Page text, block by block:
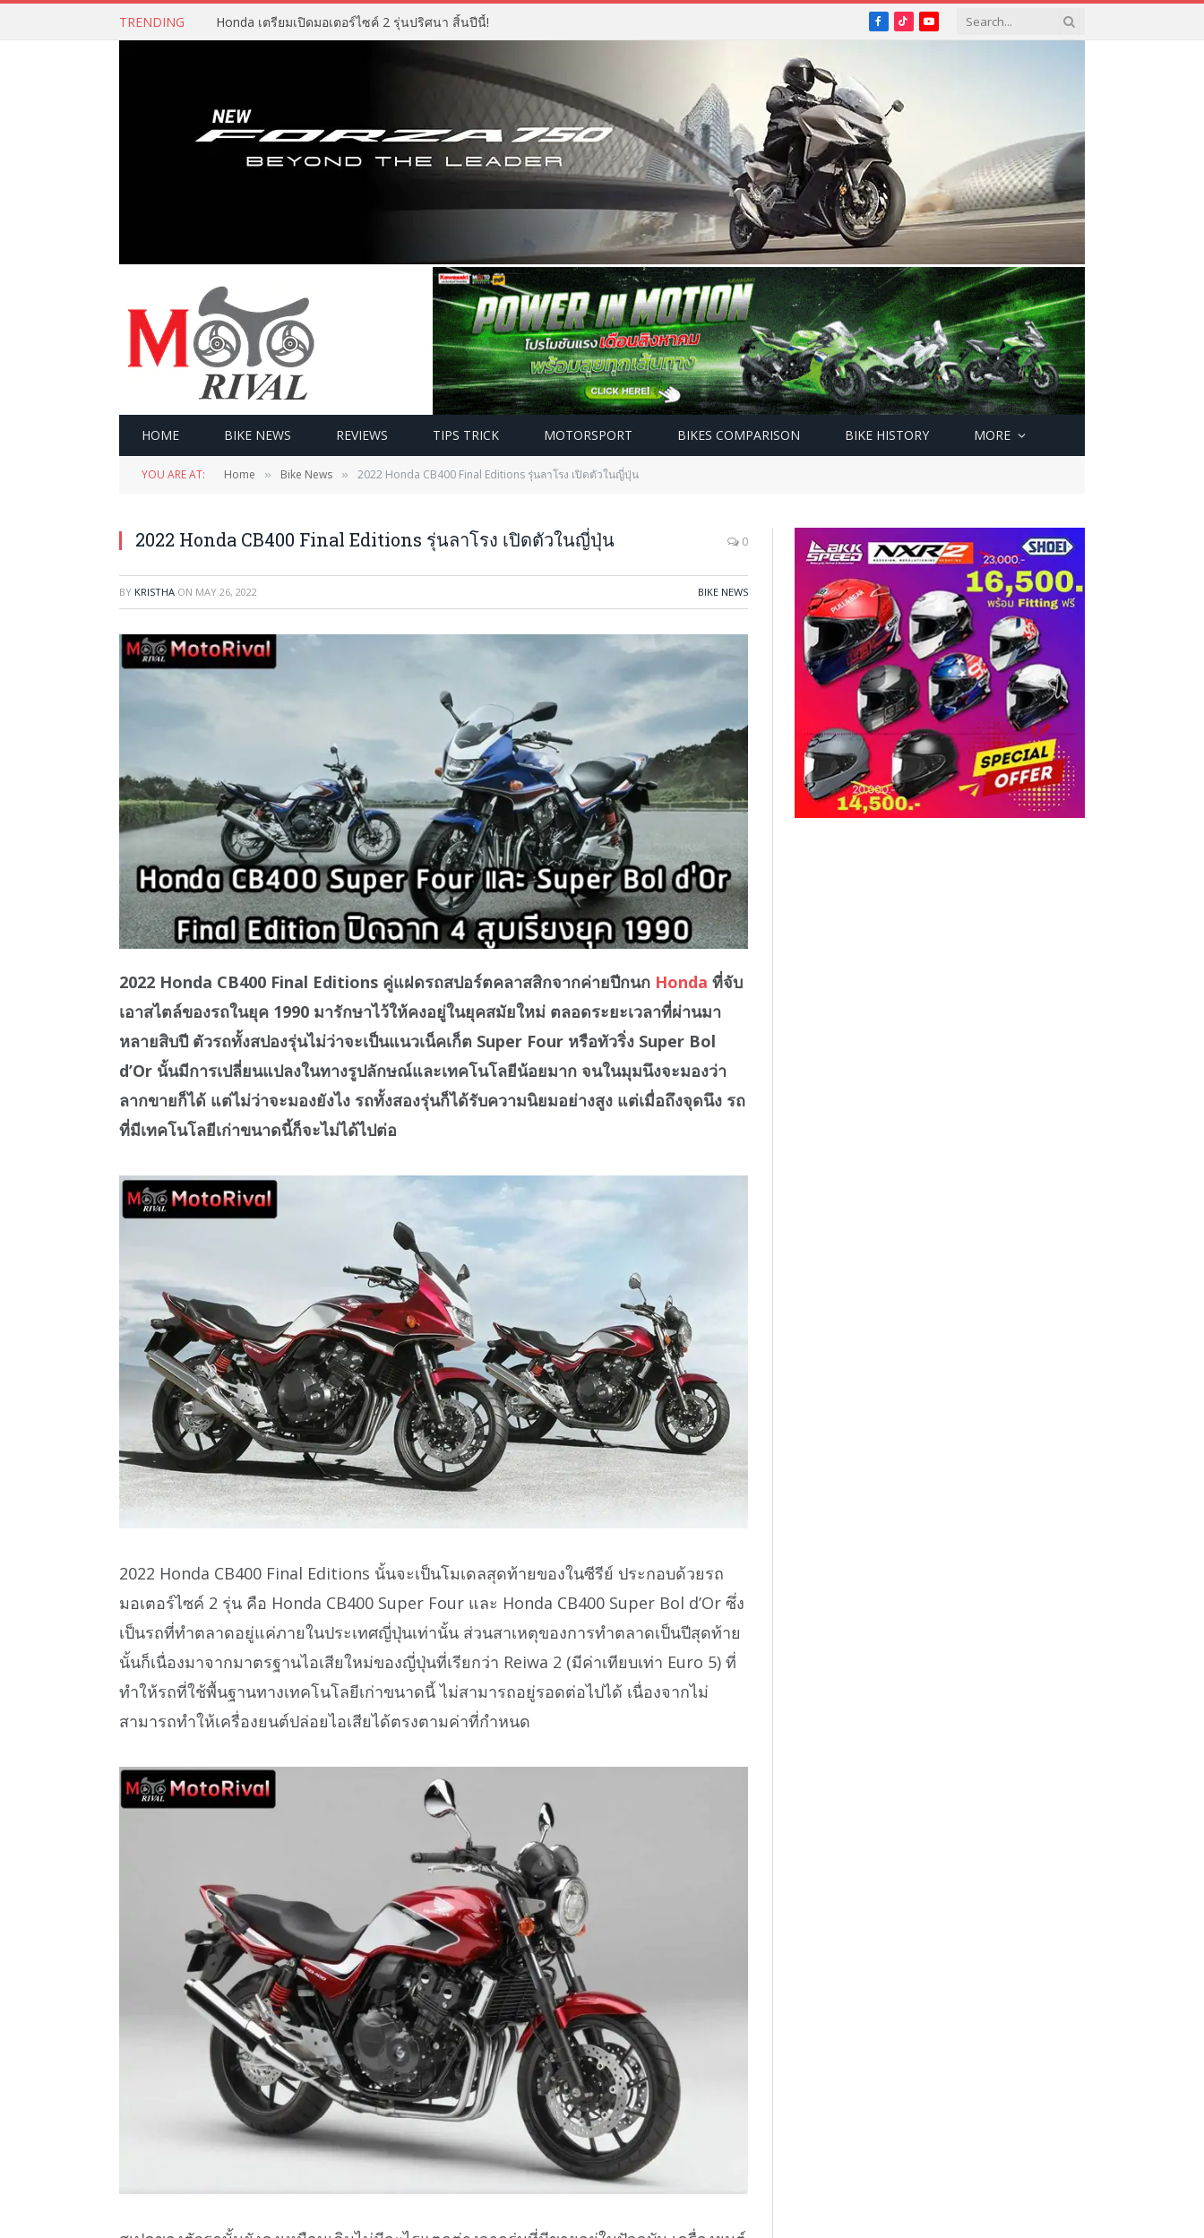
TRENDING Honda เตรียมเปิดมอเตอร์ไซค์ 2 รุ่นปริศนา สิ้นปีนี้! Facebook
TikTokYouTube
HOME BIKE NEWS REVIEWS TIPS TRICK MOTORSPORT BIKES COMPARISON BIKE HISTORY MORE
YOU ARE AT: Home » Bike News » 2022 Honda CB400 Final Editions รุ่นลาโรง เปิดตัวในญี่ปุ่น
2022 Honda CB400 Final Editions รุ่นลาโรง เปิดตัวในญี่ปุ่น 0
BY KRISTHA ON MAY 26, 2022 BIKE NEWS
2022 Honda CB400 Final Editions คู่แฝดรถสปอร์ตคลาสสิกจากค่ายปีกนก Honda ที่จับ
เอาสไตล์ของรถในยุค 1990 มารักษาไว้ให้คงอยู่ในยุคสมัยใหม่ ตลอดระยะเวลาที่ผ่านมา
หลายสิบปี ตัวรถทั้งสปองรุ่นไม่ว่าจะเป็นแนวเน็คเก็ต Super Four หรือทัวริ่ง Super Bol
d’Or นั้นมีการเปลี่ยนแปลงในทางรูปลักษณ์และเทคโนโลยีน้อยมาก จนในมุมนึงจะมองว่า
ลากขายก็ได้ แต่ไม่ว่าจะมองยังไง รถทั้งสองรุ่นก็ได้รับความนิยมอย่างสูง แต่เมื่อถึงจุดนึง รถ
ที่มีเทคโนโลยีเก่าขนาดนี้ก็จะไม่ได้ไปต่อ
2022 Honda CB400 Final Editions นั้นจะเป็นโมเดลสุดท้ายของในซีรีย์ ประกอบด้วยรถ
มอเตอร์ไซค์ 2 รุ่น คือ Honda CB400 Super Four และ Honda CB400 Super Bol d’Or ซึ่ง
เป็นรถที่ทำตลาดอยู่แค่ภายในประเทศญี่ปุ่นเท่านั้น ส่วนสาเหตุของการทำตลาดเป็นปีสุดท้าย
นั้นก็เนื่องมาจากมาตรฐานไอเสียใหม่ของญี่ปุ่นที่เรียกว่า Reiwa 2 (มีค่าเทียบเท่า Euro 5) ที่
ทำให้รถที่ใช้พื้นฐานทางเทคโนโลยีเก่าขนาดนี้ ไม่สามารถอยู่รอดต่อไปได้ เนื่องจากไม่
สามารถทำให้เครื่องยนต์ปล่อยไอเสียได้ตรงตามค่าที่กำหนด